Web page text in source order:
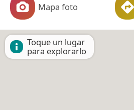
Mapa foto
Toque un lugar
para explorarlo